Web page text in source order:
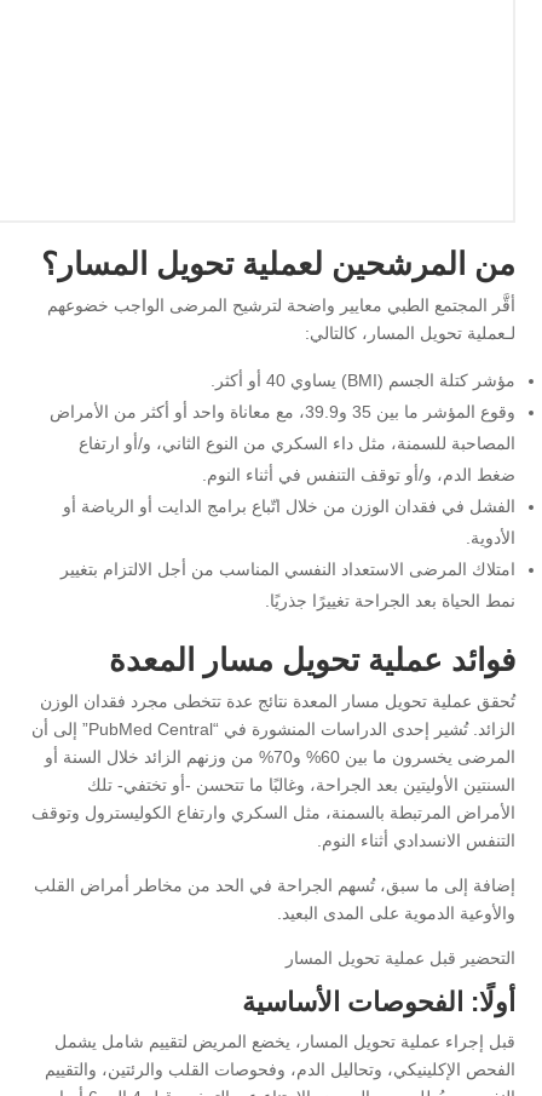
من المرشحين لعملية تحويل المسار؟
أقَّر المجتمع الطبي معايير واضحة لترشيح المرضى الواجب خضوعهم
لـعملية تحويل المسار، كالتالي:
مؤشر كتلة الجسم (BMI) يساوي 40 أو أكثر.
وقوع المؤشر ما بين 35 و39.9، مع معاناة واحد أو أكثر من الأمراض
المصاحبة للسمنة، مثل داء السكري من النوع الثاني، و/أو ارتفاع
ضغط الدم، و/أو توقف التنفس في أثناء النوم.
الفشل في فقدان الوزن من خلال اتّباع برامج الدايت أو الرياضة أو
الأدوية.
امتلاك المرضى الاستعداد النفسي المناسب من أجل الالتزام بتغيير
نمط الحياة بعد الجراحة تغييرًا جذريًا.
فوائد عملية تحويل مسار المعدة
تُحقق عملية تحويل مسار المعدة نتائج عدة تتخطى مجرد فقدان الوزن
الزائد. تُشير إحدى الدراسات المنشورة في “PubMed Central” إلى أن
المرضى يخسرون ما بين 60% و70% من وزنهم الزائد خلال السنة أو
السنتين الأوليتين بعد الجراحة، وغالبًا ما تتحسن -أو تختفي- تلك
الأمراض المرتبطة بالسمنة، مثل السكري وارتفاع الكوليسترول وتوقف
التنفس الانسدادي أثناء النوم.
إضافة إلى ما سبق، تُسهم الجراحة في الحد من مخاطر أمراض القلب
والأوعية الدموية على المدى البعيد.
التحضير قبل عملية تحويل المسار
أولًا: الفحوصات الأساسية
قبل إجراء عملية تحويل المسار، يخضع المريض لتقييم شامل يشمل
الفحص الإكلينيكي، وتحاليل الدم، وفحوصات القلب والرئتين، والتقييم